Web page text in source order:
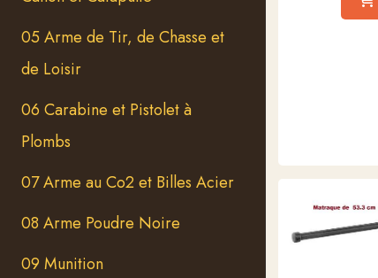
05 Arme de Tir, de Chasse et
de Loisir
06 Carabine et Pistolet à
Plombs
07 Arme au Co2 et Billes Acier
08 Arme Poudre Noire
09 Munition